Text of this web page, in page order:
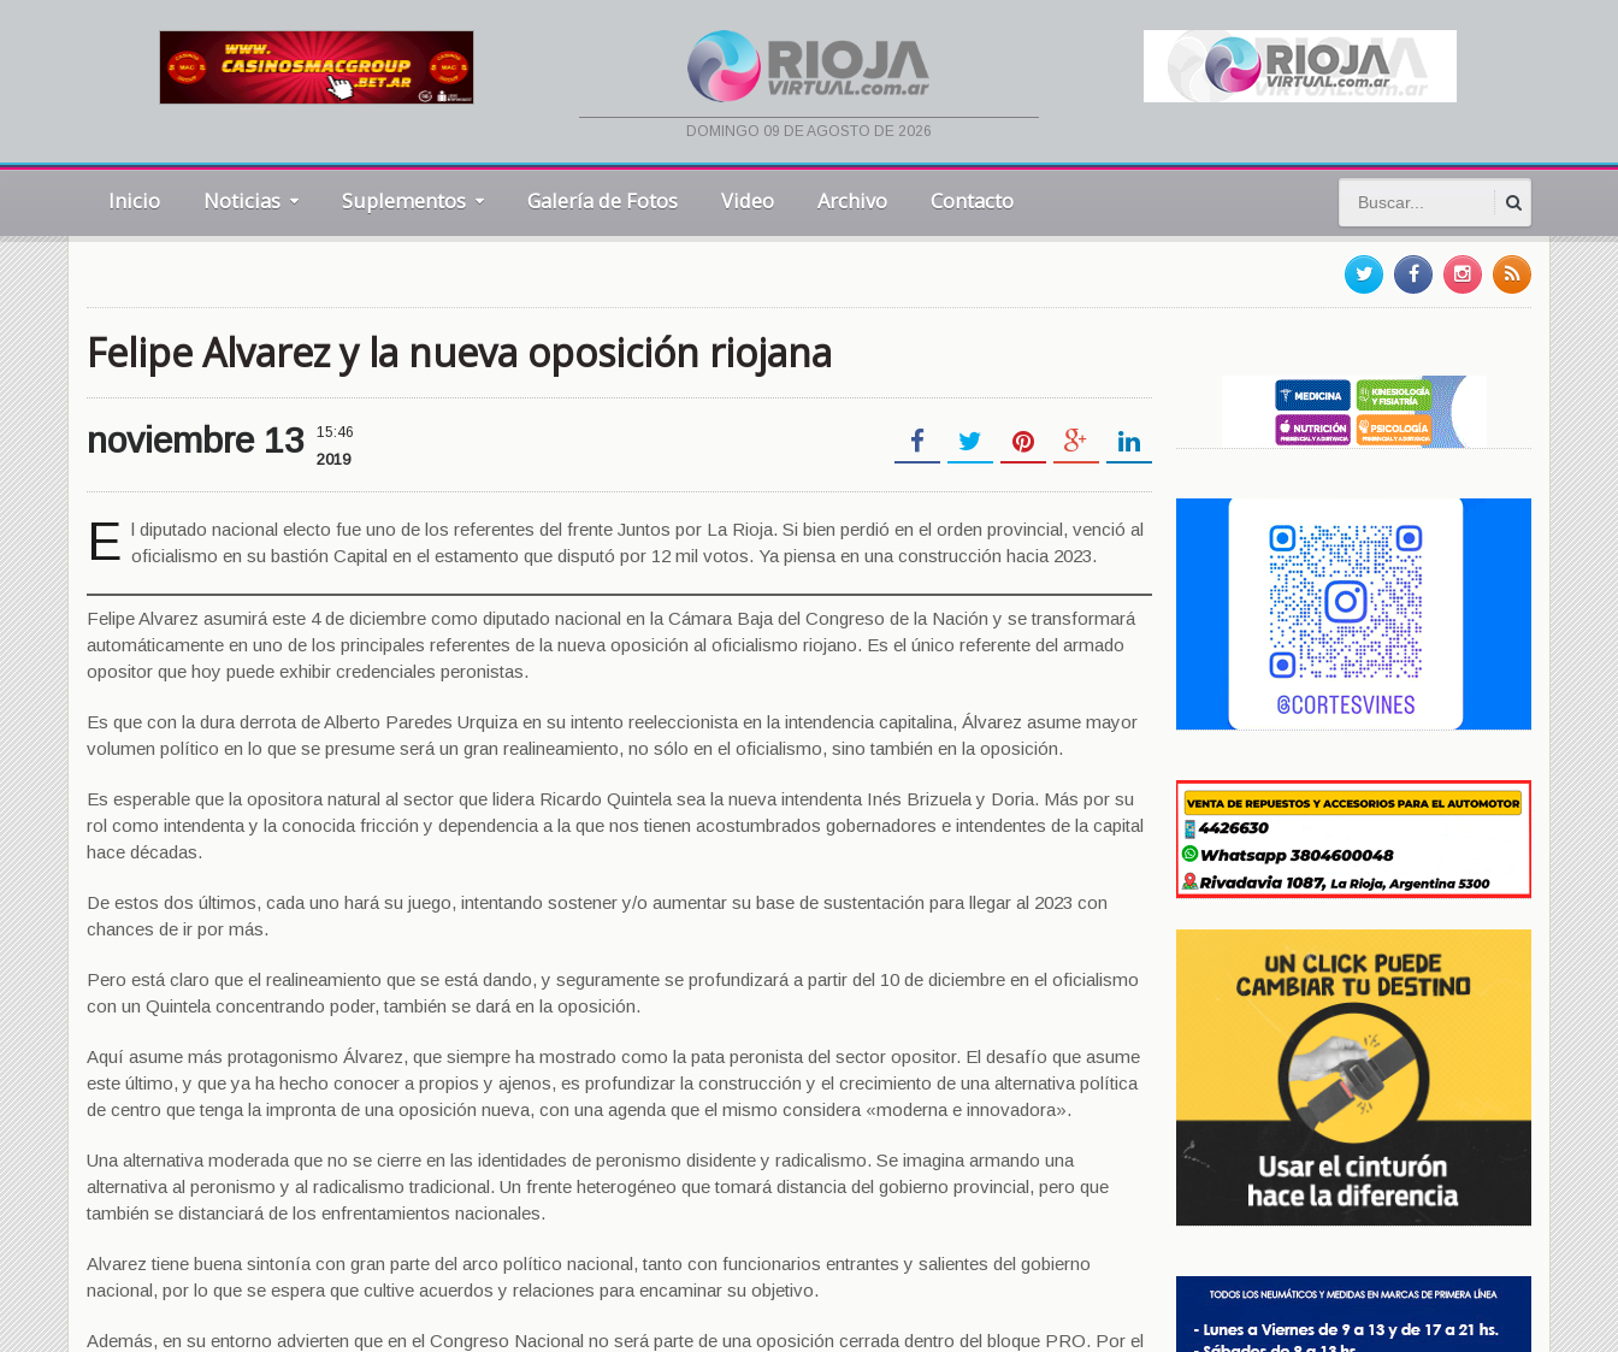
domingo 09 de agosto de 2026
Inicio Noticias Suplementos Galería de Fotos Video Archivo Contacto
Felipe Alvarez y la nueva oposición riojana
noviembre 13 15:46
2019
E l diputado nacional electo fue uno de los referentes del frente Juntos por La Rioja. Si bien perdió en el orden provincial, venció al
oficialismo en su bastión Capital en el estamento que disputó por 12 mil votos. Ya piensa en una construcción hacia 2023.
Felipe Alvarez asumirá este 4 de diciembre como diputado nacional en la Cámara Baja del Congreso de la Nación y se transformará
automáticamente en uno de los principales referentes de la nueva oposición al oficialismo riojano. Es el único referente del armado
opositor que hoy puede exhibir credenciales peronistas.
Es que con la dura derrota de Alberto Paredes Urquiza en su intento reeleccionista en la intendencia capitalina, Álvarez asume mayor
volumen político en lo que se presume será un gran realineamiento, no sólo en el oficialismo, sino también en la oposición.
Es esperable que la opositora natural al sector que lidera Ricardo Quintela sea la nueva intendenta Inés Brizuela y Doria. Más por su
rol como intendenta y la conocida fricción y dependencia a la que nos tienen acostumbrados gobernadores e intendentes de la capital
hace décadas.
De estos dos últimos, cada uno hará su juego, intentando sostener y/o aumentar su base de sustentación para llegar al 2023 con
chances de ir por más.
Pero está claro que el realineamiento que se está dando, y seguramente se profundizará a partir del 10 de diciembre en el oficialismo
con un Quintela concentrando poder, también se dará en la oposición.
Aquí asume más protagonismo Álvarez, que siempre ha mostrado como la pata peronista del sector opositor. El desafío que asume
este último, y que ya ha hecho conocer a propios y ajenos, es profundizar la construcción y el crecimiento de una alternativa política
de centro que tenga la impronta de una oposición nueva, con una agenda que el mismo considera «moderna e innovadora».
Una alternativa moderada que no se cierre en las identidades de peronismo disidente y radicalismo. Se imagina armando una
alternativa al peronismo y al radicalismo tradicional. Un frente heterogéneo que tomará distancia del gobierno provincial, pero que
también se distanciará de los enfrentamientos nacionales.
Alvarez tiene buena sintonía con gran parte del arco político nacional, tanto con funcionarios entrantes y salientes del gobierno
nacional, por lo que se espera que cultive acuerdos y relaciones para encaminar su objetivo.
Además, en su entorno advierten que en el Congreso Nacional no será parte de una oposición cerrada dentro del bloque PRO. Por el